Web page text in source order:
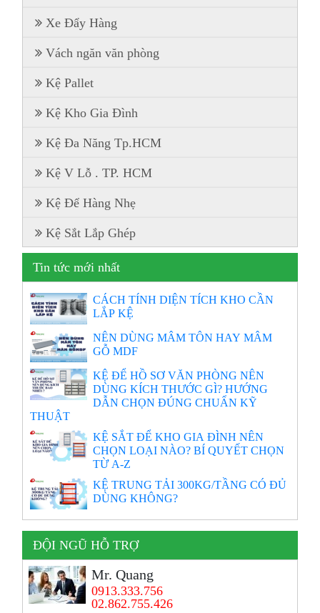
Xe Đẩy Hàng
Vách ngăn văn phòng
Kệ Pallet
Kệ Kho Gia Đình
Kệ Đa Năng Tp.HCM
Kệ V Lỗ . TP. HCM
Kệ Để Hàng Nhẹ
Kệ Sắt Lắp Ghép
Tin tức mới nhất
CÁCH TÍNH DIỆN TÍCH KHO CẦN
LẮP KỆ
NÊN DÙNG MÂM TÔN HAY MÂM
GỖ MDF
KỆ ĐỂ HỒ SƠ VĂN PHÒNG NÊN
DÙNG KÍCH THƯỚC GÌ? HƯỚNG
DẪN CHỌN ĐÚNG CHUẨN KỸ
THUẬT
KỆ SẮT ĐỂ KHO GIA ĐÌNH NÊN
CHỌN LOẠI NÀO? BÍ QUYẾT CHỌN
TỪ A-Z
KỆ TRUNG TẢI 300KG/TẦNG CÓ ĐỦ
DÙNG KHÔNG?
ĐỘI NGŨ HỖ TRỢ
Mr. Quang
0913.333.756
02.862.755.426